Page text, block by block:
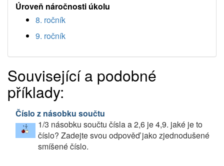
Úroveň náročnosti úkolu
8. ročník
9. ročník
Související a podobné
příklady:
Číslo z násobku součtu
1/3 násobku součtu čísla a 2,6 je 4,9. jaké je to
číslo? Zadejte svou odpověď jako zjednodušené
smíšené číslo.